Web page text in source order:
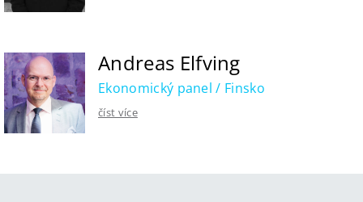
Andreas Elfving
Ekonomický panel / Finsko
číst více